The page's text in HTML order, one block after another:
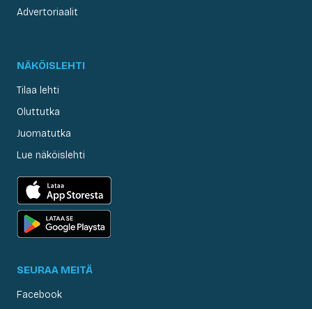
Advertoriaalit
NÄKÖISLEHTI
Tilaa lehti
Oluttutka
Juomatutka
Lue näköislehti
SEURAA MEITÄ
Facebook